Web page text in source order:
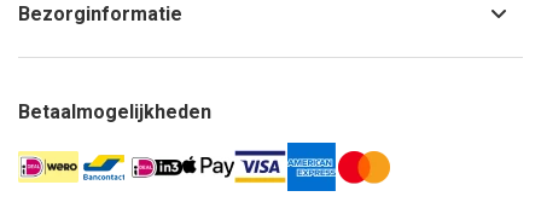
Bezorginformatie
Betaalmogelijkheden